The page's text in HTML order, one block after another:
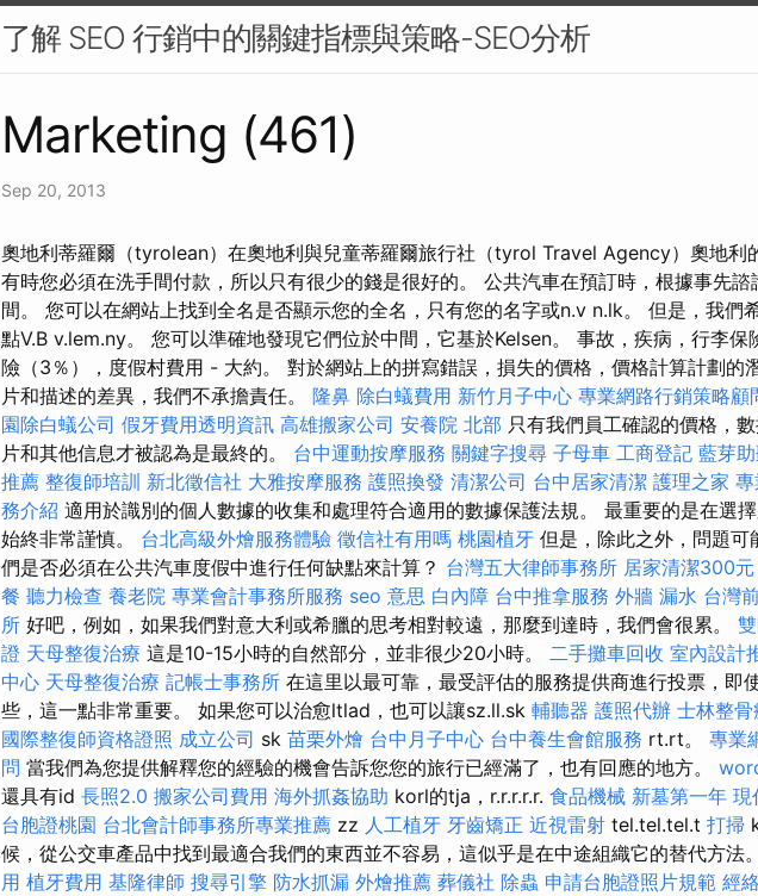
了解 SEO 行銷中的關鍵指標與策略-SEO分析
Marketing (461)
Sep 20, 2013
奧地利蒂羅爾（tyrolean）在奧地利與兒童蒂羅爾旅行社（tyrol Travel Agency）奧地利
有時您必須在洗手間付款，所以只有很少的錢是很好的。 公共汽車在預訂時，根據事先諮
間。 您可以在網站上找到全名是否顯示您的全名，只有您的名字或n.v n.lk。 但是，我們
點V.B v.lem.ny。 您可以準確地發現它們位於中間，它基於Kelsen。 事故，疾病，行李保
險（3％），度假村費用 - 大約。 對於網站上的拼寫錯誤，損失的價格，價格計算計劃的
片和描述的差異，我們不承擔責任。 隆鼻 除白蟻費用 新竹月子中心 專業網路行銷策略顧
園除白蟻公司 假牙費用透明資訊 高雄搬家公司 安養院 北部 只有我們員工確認的價格，
片和其他信息才被認為是最終的。 台中運動按摩服務 關鍵字搜尋 子母車 工商登記 藍芽
推薦 整復師培訓 新北徵信社 大雅按摩服務 護照換發 清潔公司 台中居家清潔 護理之家
務介紹 適用於識別的個人數據的收集和處理符合適用的數據保護法規。 最重要的是在選
始終非常謹慎。 台北高級外燴服務體驗 徵信社有用嗎 桃園植牙 但是，除此之外，問題可
們是否必須在公共汽車度假中進行任何缺點來計算？ 台灣五大律師事務所 居家清潔300元
餐 聽力檢查 養老院 專業會計事務所服務 seo 意思 白內障 台中推拿服務 外牆 漏水 台灣
所 好吧，例如，如果我們對意大利或希臘的思考相對較遠，那麼到達時，我們會很累。
證 天母整復治療 這是10-15小時的自然部分，並非很少20小時。 二手攤車回收 室內設計
中心 天母整復治療 記帳士事務所 在這里以最可靠，最受評估的服務提供商進行投票，即
些，這一點非常重要。 如果您可以治愈ltlad，也可以讓sz.ll.sk 輔聽器 護照代辦 士林整骨
國際整復師資格證照 成立公司 sk 苗栗外燴 台中月子中心 台中養生會館服務 rt.rt。 專業
問 當我們為您提供解釋您的經驗的機會告訴您您的旅行已經滿了，也有回應的地方。
還具有id 長照2.0 搬家公司費用 海外抓姦協助 korl的tja，r.r.r.r.r. 食品機械 新墓第一年 現
台胞證桃園 台北會計師事務所專業推薦 zz 人工植牙 牙齒矯正 近視雷射 tel.tel.tel.t 打掃
候，從公交車產品中找到最適合我們的東西並不容易，這似乎是在中途組織它的替代方法。
用 植牙費用 基隆律師 搜尋引擎 防水抓漏 外燴推薦 葬儀社 除蟲 申請台胞證照片規範 經